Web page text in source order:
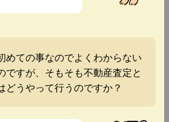
めての事なのでよくわからない
ですが、そもそも不動産査定と
どうやって行うのですか？